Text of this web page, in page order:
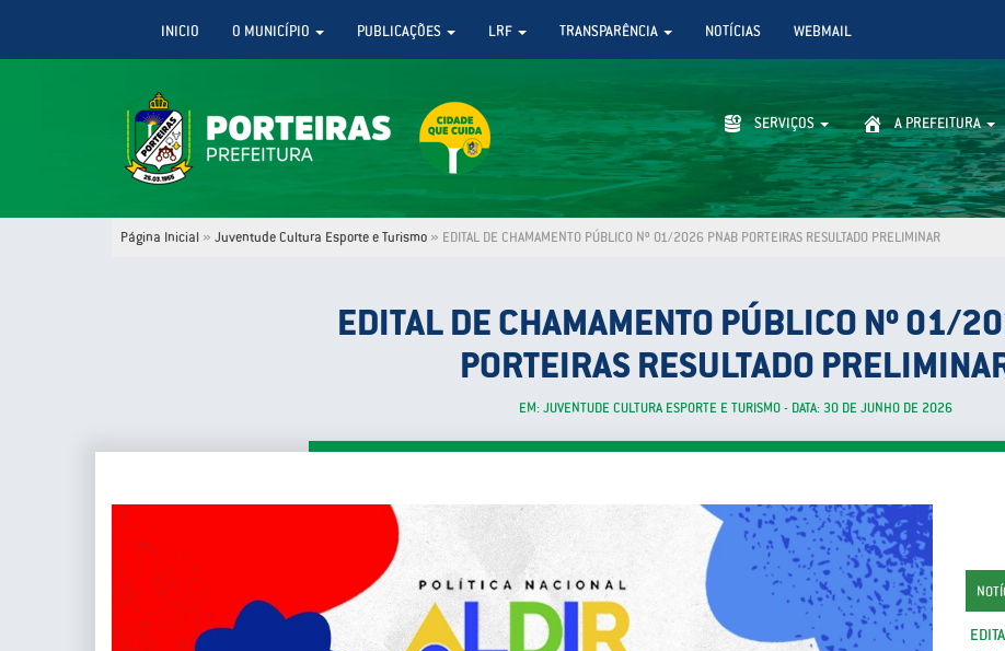
INICIO O MUNICÍPIO PUBLICAÇÕES LRF TRANSPARÊNCIA NOTÍCIAS WEBMAIL
SERVIÇOS A PREFEITURA
Página Inicial » Juventude Cultura Esporte e Turismo » EDITAL DE CHAMAMENTO PÚBLICO Nº 01/2026 PNAB PORTEIRAS RESULTADO PRELIMINAR
EDITAL DE CHAMAMENTO PÚBLICO Nº 01/
PORTEIRAS RESULTADO
EM: JUVENTUDE CULTURA ESPORTE E TURISMO - DATA: 30 DE JUNHO DE 2026